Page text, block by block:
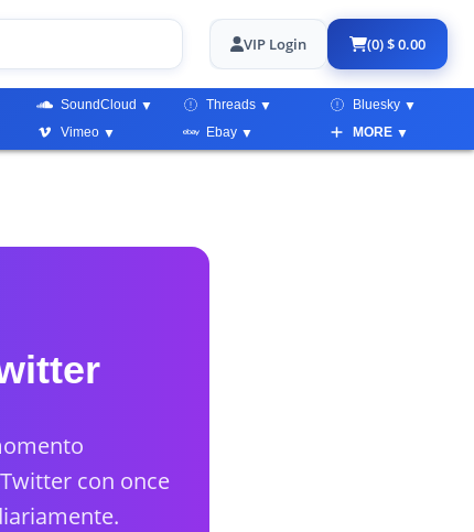
VIP Login (0) $ 0.00
SoundCloud Threads
Bluesky
Vimeo Ebay MORE
con once